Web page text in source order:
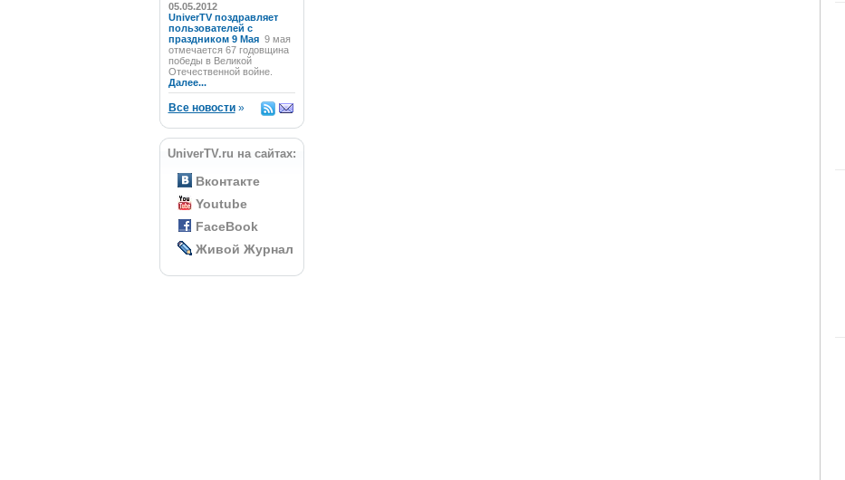
05.05.2012
UniverTV поздравляет
пользователей с
праздником 9 Мая 9 мая
отмечается 67 годовщина
победы в Великой
Отечественной войне.
Далее...
Все новости»
UniverTV.ru на сайтах:
Вконтакте
Youtube
FaceBook
Живой Журнал